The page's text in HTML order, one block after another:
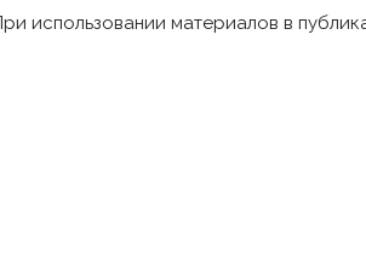
использовании материалов в